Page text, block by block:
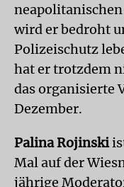
wird er bedroht
Polizeischutz
hat er trotzdem
das organisierte
Dezember.
Palina Rojinski
Mal auf der
jährige